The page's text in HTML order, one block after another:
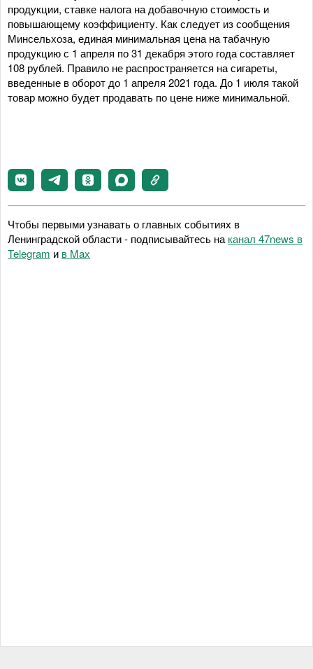
продукции, ставке налога на добавочную стоимость и
повышающему коэффициенту. Как следует из сообщения
Минсельхоза, единая минимальная цена на табачную
продукцию с 1 апреля по 31 декабря этого года составляет
108 рублей. Правило не распространяется на сигареты,
введенные в оборот до 1 апреля 2021 года. До 1 июля такой
товар можно будет продавать по цене ниже минимальной.
Чтобы первыми узнавать о главных событиях в
Ленинградской области - подписывайтесь на канал 47news в
Telegram и в Maх